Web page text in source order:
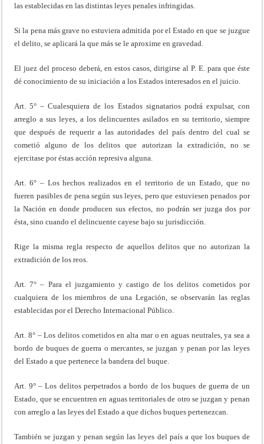
las establecidas en las distintas leyes penales infringidas.
Si la pena más grave no estuviera admitida por el Estado en que se juzgue
el delito, se aplicará la que más se le aproxime en gravedad.
El juez del proceso deberá, en estos casos, dirigirse al P. E. para que éste
dé conocimiento de su iniciación a los Estados interesados en el juicio.
Art. 5° – Cualesquiera de los Estados signatarios podrá expulsar, con
arreglo a sus leyes, a los delincuentes asilados en su territorio, siempre
que después de requerir a las autoridades del país dentro del cual se
cometió alguno de los delitos que autorizan la extradición, no se
ejercitase por éstas acción represiva alguna.
Art. 6° – Los hechos realizados en el territorio de un Estado, que no
fueren pasibles de pena según sus leyes, pero que estuviesen penados por
la Nación en donde producen sus efectos, no podrán ser juzga dos por
ésta, sino cuando el delincuente cayese bajo su jurisdicción.
Rige la misma regla respecto de aquellos delitos que no autorizan la
extradición de los reos.
Art. 7° – Para el juzgamiento y castigo de los delitos cometidos por
cualquiera de los miembros de una Legación, se observarán las reglas
establecidas por el Derecho Internacional Público.
Art. 8° – Los delitos cometidos en alta mar o en aguas neutrales, ya sea a
bordo de buques de guerra o mercantes, se juzgan y penan por las leyes
del Estado a que pertenece la bandera del buque.
Art. 9° – Los delitos perpetrados a bordo de los buques de guerra de un
Estado, que se encuentren en aguas territoriales de otro se juzgan y penan
con arreglo a las leyes del Estado a que dichos buques pertenezcan.
También se juzgan y penan según las leyes del país a que los buques de